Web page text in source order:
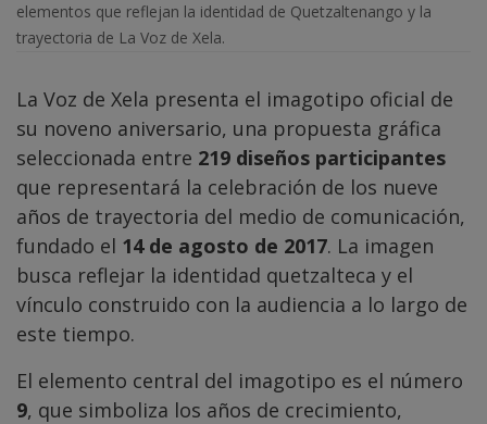
elementos que reflejan la identidad de Quetzaltenango y la
trayectoria de La Voz de Xela.
La Voz de Xela presenta el imagotipo oficial de
su noveno aniversario, una propuesta gráfica
seleccionada entre 219 diseños participantes
que representará la celebración de los nueve
años de trayectoria del medio de comunicación,
fundado el 14 de agosto de 2017. La imagen
busca reflejar la identidad quetzalteca y el
vínculo construido con la audiencia a lo largo de
este tiempo.
El elemento central del imagotipo es el número
9, que simboliza los años de crecimiento,